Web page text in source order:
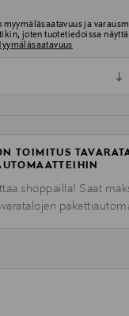
myymäläsaatavuus ja
joten tuotetiedoissa
TOIMITUS
shoppailla! Saat